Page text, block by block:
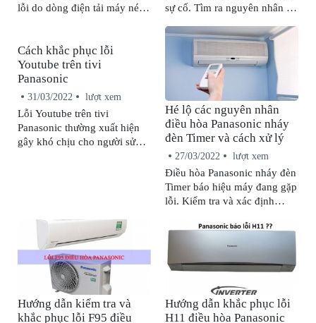
lỗi do dòng điện tải máy nén
cách sửa chữa sẽ được bảo
hành Panasonic cập nhật
ngay sau đây.
sự cố. Tìm ra nguyên nhân sẽ
phù hợp.
Cách khắc phục lỗi
Youtube trên tivi
Panasonic
31/03/2022
lượt xem
Lỗi Youtube trên tivi
Panasonic thường xuất hiện
gây khó chịu cho người sử
Hé lộ các nguyên nhân
điều hòa Panasonic nháy
đèn Timer và cách xử lý
27/03/2022
lượt xem
Điều hòa Panasonic nháy đèn
Timer báo hiệu máy đang gặp
lỗi. Kiểm tra và xác định
cách xử lý phù hợp.
Hướng dẫn kiểm tra và
khắc phục lỗi F95 điều
Hướng dẫn khắc phục lỗi
H11 điều hòa Panasonic